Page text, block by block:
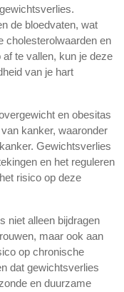
de bloedvaten, wat
cholesterolwaarden en
te vallen, kun je deze
van je hart
en obesitas
kanker, waaronder
Gewichtsverlies
en het reguleren
risico op deze
niet alleen bijdragen
maar ook aan
op chronische
dat gewichtsverlies
en duurzame